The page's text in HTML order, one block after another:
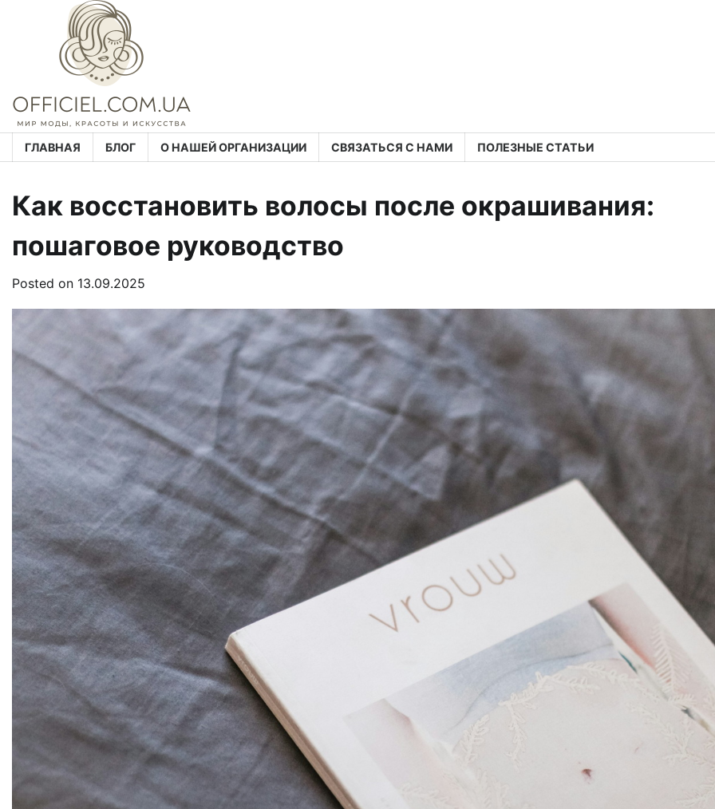
ГЛАВНАЯ БЛОГ О НАШЕЙ ОРГАНИЗАЦИИ СВЯЗАТЬСЯ С НАМИ ПОЛЕЗНЫЕ СТАТЬИ
Как восстановить волосы после окрашивания:
пошаговое руководство
Posted on 13.09.2025